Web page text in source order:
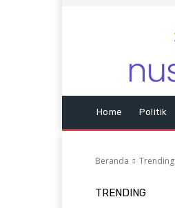
Home Politik
Beranda Trending
TRENDING